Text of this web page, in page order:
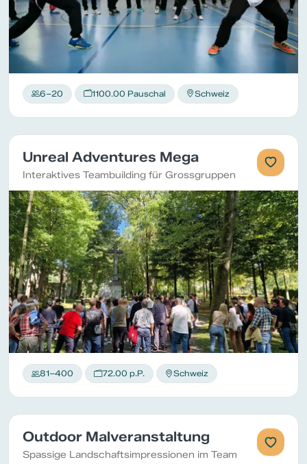
6–20 1100.00 Pauschal Schweiz
Unreal Adventures Mega
Interaktives Teambuilding für Grossgruppen
81–400 72.00 p.P. Schweiz
Outdoor Malveranstaltung
Spassige Landschaftsimpressionen im Team